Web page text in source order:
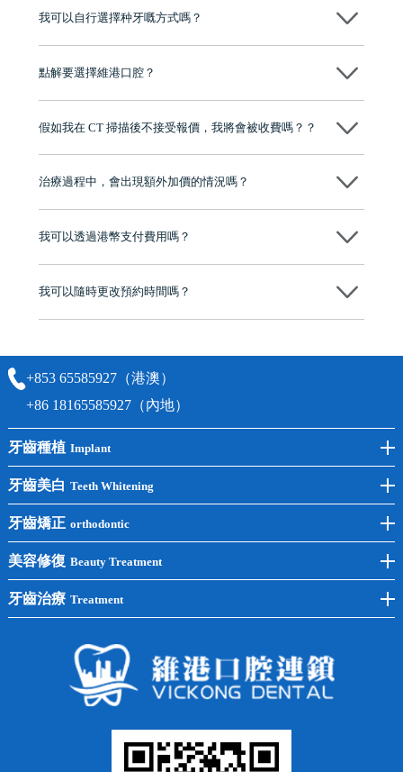
我可以自行選擇种牙嘅方式嗎？
程及費用，未開始實際治療服務前，不會收取任何費用
點解要選擇維港口腔？
牌」、「2025香港企業領袖品牌」，是諾貝爾種植系統全球放心植牙中
至今已服務超過三十個國家和地區的顧客，受到粵港澳大灣區及周邊城
市市民極高的口碑評價及信任推薦 珠海、深圳設有八大分院，香港亦設
有咨詢及服務保障中心，有任何問題都可以隨時預約免費咨詢，讓人十
假如我在 CT 掃描後不接受報價，我將會被收費嗎？？
不會！只要未開始實際服務之前，你不會被收取任何費用。
治療過程中，會出現額外加價的情況嗎？
我可以透過港幣支付費用嗎？
我可以隨時更改預約時間嗎？
+853 65585927（港澳）
+86 18165585927（內地）
牙齒種植 Implant
前牙種植
後牙種植
單顆種植
半口種植
全口種植
牙齒美白 Teeth Whitening
冷光美白
洗牙
四環素牙
常見問題
牙齒矯正 orthodontic
牙齒矯正
兒童矯正
牙列不齊
美容修復 Beauty Treatment
全瓷牙
牙齒治療 Treatment